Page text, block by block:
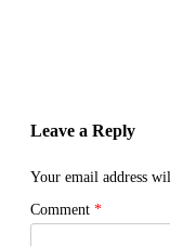
Leave a Reply
Your email address
Comment *